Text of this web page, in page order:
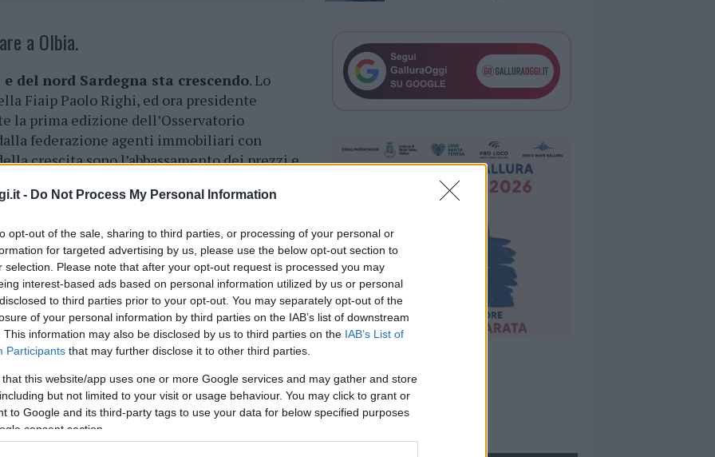
- Do Not Process My Personal Information
opt-out of the sale, sharing to third parties, or processing of your personal or
for targeted advertising by us, please use the below opt-out section to
selection. Please note that after your opt-out request is processed you may
interest-based ads based on personal information utilized by us or personal
to third parties prior to your opt-out. You may separately opt-out of the
of your personal information by third parties on the IAB’s list of downstream
This information may also be disclosed by us to third parties on the IAB’s List of
Participants that may further disclose it to other third parties.
that this website/app uses one or more Google services and may gather and store
but not limited to your visit or usage behaviour. You may click to grant or
to Google and its third-party tags to use your data for below specified purposes
consent section.
a Olbia.
del nord Sardegna sta crescendo. Lo
Fiaip Paolo Righi, ed ora presidente
la prima edizione dell’Osservatorio
federazione agenti immobiliari con
crescita sono l’abbassamento dei prezzi e
del credito
il Piano paesaggistico regionale
Sanna annuncia che presto ci sarà una nuova
urbanistico. Le priorità sono la tutela
della stagione turistica in tutta la
sviluppo delle zone interne, con la
per attrarre il turismo anche lontano dalla
tavola rotonda al Geovillage
è la lotta
è presidente Fiaip Paolo Righi in confronti
una maggiore attenzione nei confronti degli